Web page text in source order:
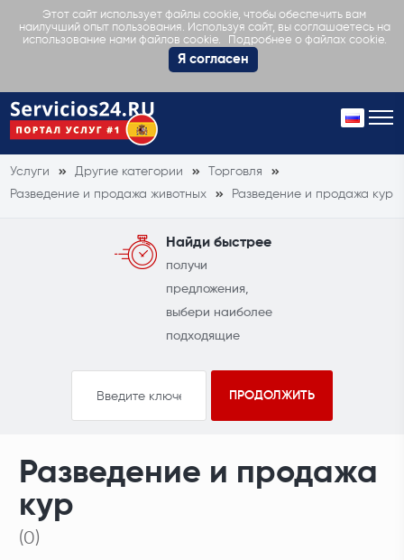
Этот сайт использует файлы cookie, чтобы обеспечить вам
наилучший опыт пользования. Используя сайт, вы соглашаетесь на
использование нами файлов cookie.
Подробнее о файлах cookie.
Я согласен
Услуги Другие категории
Торговля
Разведение и продажа животных
Разведение и продажа кур
Найди быстрее
получи
предложения,
выбери наиболее
подходящие
Разведение и продажа
кур
(0)